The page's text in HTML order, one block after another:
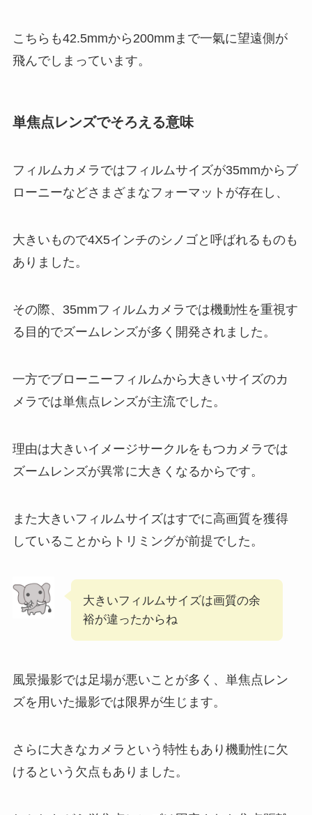
こちらも42.5mmから200mmまで一氣に望遠側が
飛んでしまっています。
単焦点レンズでそろえる意味
フィルムカメラではフィルムサイズが35mmからブ
ローニーなどさまざまなフォーマットが存在し、
大きいもので4X5インチのシノゴと呼ばれるものも
ありました。
その際、35mmフィルムカメラでは機動性を重視す
る目的でズームレンズが多く開発されました。
一方でブローニーフィルムから大きいサイズのカ
メラでは単焦点レンズが主流でした。
理由は大きいイメージサークルをもつカメラでは
ズームレンズが異常に大きくなるからです。
また大きいフィルムサイズはすでに高画質を獲得
していることからトリミングが前提でした。
大きいフィルムサイズは画質の余
裕が違ったからね
風景撮影では足場が悪いことが多く、単焦点レン
ズを用いた撮影では限界が生じます。
さらに大きなカメラという特性もあり機動性に欠
けるという欠点もありました。